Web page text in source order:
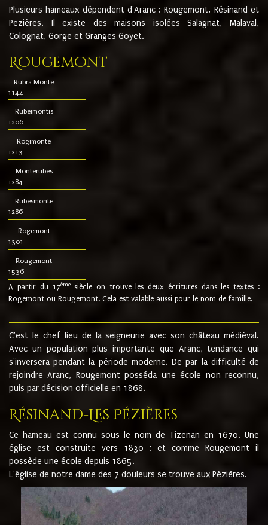
Plusieurs hameaux dépendent d'Aranc : Rougemont, Résinand et
Pezières. Il existe des maisons isolées Salagnat, Malaval,
Colognat, Gorge et Granges Goyet.
Rougemont
Rubra Monte
1144
Rubeimontis
1206
Rogimonte
1213
Monterubes
1284
Rubesmonte
1286
Rogemont
1301
Rougemont
1536
A partir du 17ème siècle on trouve les deux écritures dans les textes :
Rogemont ou Rougemont. Cela est valable aussi pour le nom de famille.
C'est le chef lieu de la seigneurie avec son château médiéval.
Avec un population plus importante que Aranc, tendance qui
s'inversera pendant la période moderne. De par la difficulté de
rejoindre Aranc, Rougemont posséda une école non reconnu,
puis par décision officielle en 1868.
Résinand-Les Pézières
Ce hameau est connu sous le nom de Tizenan en 1670. Une
église est construite vers 1830 ; et comme Rougemont il
possède une école depuis 1865.
L'église de notre dame des 7 douleurs se trouve aux Pézières.